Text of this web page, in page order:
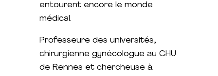
entourent encore le monde
médical.
Professeure des universités,
chirurgienne gynécologue au CHU
de Rennes et chercheuse à